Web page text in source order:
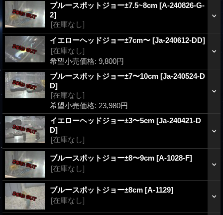
ブルースポットジョー±7.5~8cm [A-240826-G-
2]
[在庫なし]
イエローヘッドジョー±7cm〜 [Ja-240612-DD]
[在庫なし]
希望小売価格: 9,800円
ブルースポットジョー±7〜10cm [Ja-240524-D
D]
[在庫なし]
希望小売価格: 23,980円
イエローヘッドジョー±3〜5cm [Ja-240421-D
D]
[在庫なし]
ブルースポットジョー±8〜9cm [A-1028-F]
[在庫なし]
ブルースポットジョー±8cm [A-1129]
[在庫なし]